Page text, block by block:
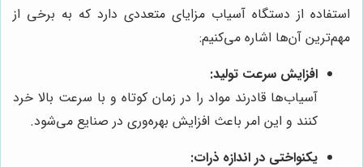
استفاده از دستگاه آسیاب مزایای متعددی دارد که به برخی از
مهم‌ترین آن‌ها اشاره می‌کنیم:
افزایش سرعت تولید:
آسیاب‌ها قادرند مواد را در زمان کوتاه و با سرعت بالا خرد
کنند و این امر باعث افزایش بهره‌وری در صنایع می‌شود.
یکنواختی در اندازه ذرات: